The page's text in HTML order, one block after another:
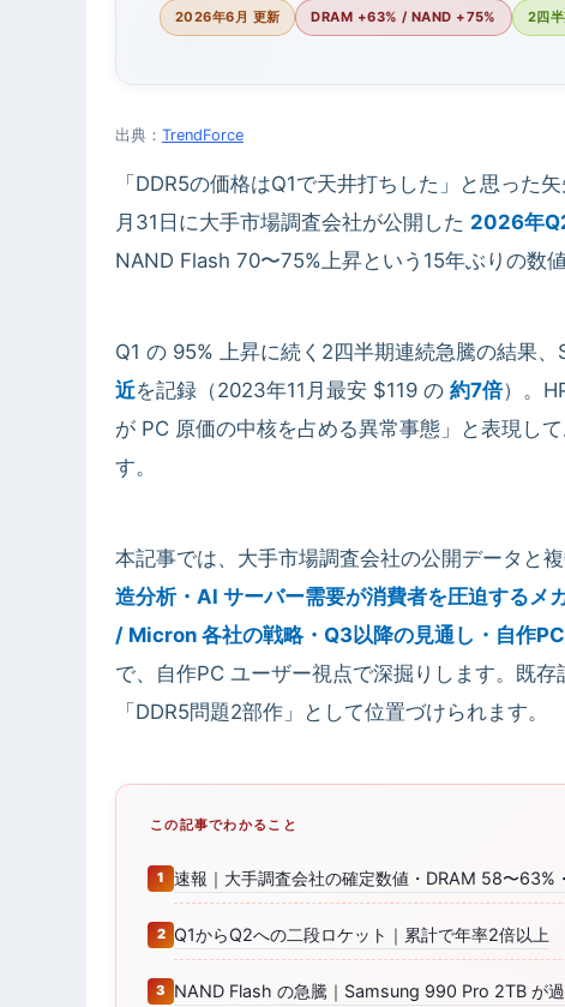
2026年6月 更新 DRAM +63% / NAND +75% 2四
出典： TrendForce
「DDR5の価格はQ1で天井打ちした」と思っ
月31日に大手市場調査会社が公開した 2026年
NAND Flash 70〜75%上昇という15年ぶりの数値
Q1 の 95% 上昇に続く2四半期連続急騰の結果
近を記録（2023年11月最安 $119 の 約7倍）。
が PC 原価の中核を占める異常事態」と表現し
す。
本記事では、大手市場調査会社の公開データと
造分析・AI サーバー需要が消費者を圧迫する
/ Micron 各社の戦略・Q3以降の見通し・自作
で、自作PC ユーザー視点で深掘りします。既存
「DDR5問題2部作」として位置づけられます。
この記事でわかること
速報｜大手調査会社の確定数値・DRAM 58〜63%
Q1からQ2への二段ロケット｜累計で年率2倍以上
NAND Flash の急騰｜Samsung 990 Pro 2TB が